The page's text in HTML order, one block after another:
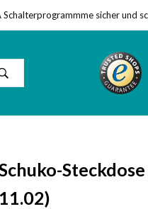
sicher und